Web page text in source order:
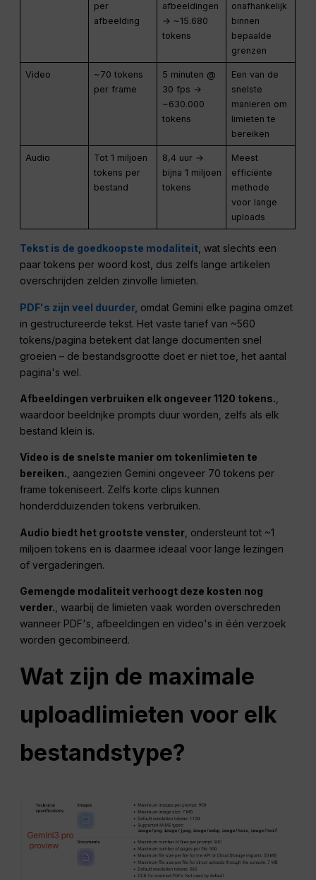
per
afbeelding
afbeeldingen
→ ~15.680
tokens
onafhankelijk
binnen
bepaalde
grenzen
Video
~70 tokens
per frame
5 minuten @
30 fps →
~630.000
tokens
Een van de
snelste
manieren om
limieten te
bereiken
Audio
Tot 1 miljoen
tokens per
bestand
8,4 uur →
bijna 1 miljoen
tokens
Meest
efficiënte
methode
voor lange
uploads
Tekst is de goedkoopste modaliteit , wat slechts een
paar tokens per woord kost, dus zelfs lange artikelen
overschrijden zelden zinvolle limieten.
PDF's zijn veel duurder, omdat Gemini elke pagina omzet
in gestructureerde tekst. Het vaste tarief van ~560
tokens/pagina betekent dat lange documenten snel
groeien – de bestandsgrootte doet er niet toe, het aantal
pagina's wel.
Afbeeldingen verbruiken elk ongeveer 1120 tokens.
waardoor beeldrijke prompts duur worden, zelfs als elk
bestand klein is.
Video is de snelste manier om tokenlimieten te
bereiken. , aangezien Gemini ongeveer 70 tokens per
frame tokeniseert. Zelfs korte clips kunnen
honderdduizenden tokens verbruiken.
Audio biedt het grootste venster , ondersteunt tot ~1
miljoen tokens en is daarmee ideaal voor lange lezingen
of vergaderingen.
Gemengde modaliteit verhoogt deze kosten nog
verder. , waarbij de limieten vaak worden overschreden
wanneer PDF's, afbeeldingen en video's in één verzoek
worden gecombineerd.
Wat zijn de maximale
uploadlimieten voor elk
bestandstype?